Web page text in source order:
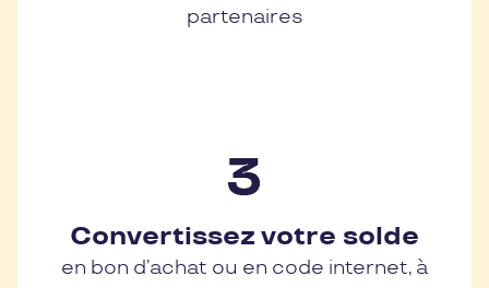
partenaires
Convertissez votre solde
en bon d’achat ou en code internet, à